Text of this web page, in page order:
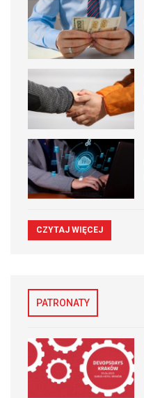
CZYTAJ WIĘCEJ
PATRONATY